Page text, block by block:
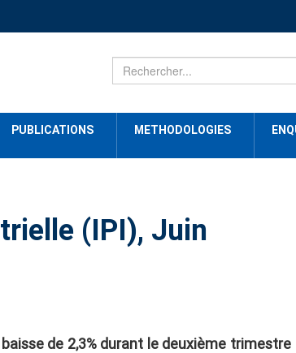
PUBLICATIONS METHODOLOGIES
(IPI), Juin
de 2,3% durant le deuxième trimestre